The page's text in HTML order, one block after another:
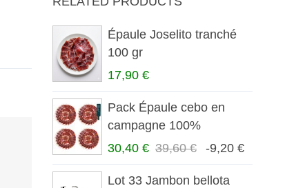
Épaule Joselito tranché
100 gr
17,90 €
Pack Épaule cebo en
campagne 100%
ibérique...
30,40 € 39,60 € -9,20 €
Lot 33 Jambon bellota